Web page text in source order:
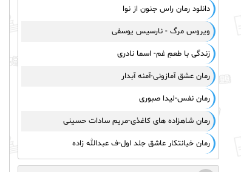
دانلود رمان راس جنون از نوا
ویروس مرگ - نارسیس یوسفی
زندگی با طعمِ غم- اسما نادری
رمان عشق آمازونی-آمنه آبدار
رمان نفس-لیدا صبوری
رمان شاهزاده های کاغذی-مریم سادات حسینی
رمان خیانتکار عاشق جلد اول-ف عبدالله زاده